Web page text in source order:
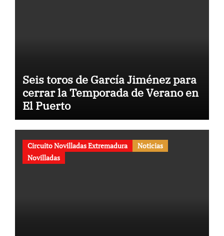
Seis toros de García Jiménez para
cerrar la Temporada de Verano en
El Puerto
Circuito Novilladas Extremadura
Noticias
Novilladas